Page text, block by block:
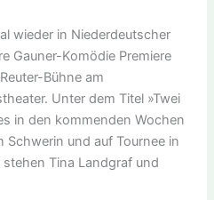
wieder in Niederdeutscher
Gauner-Komödie Premiere
Bühne am
Unter dem Titel »Twei
in den kommenden Wochen
Schwerin und auf Tournee in
Tina Landgraf und